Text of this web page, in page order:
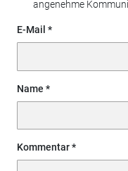
angenehme
E-Mail
Name
Kommentar